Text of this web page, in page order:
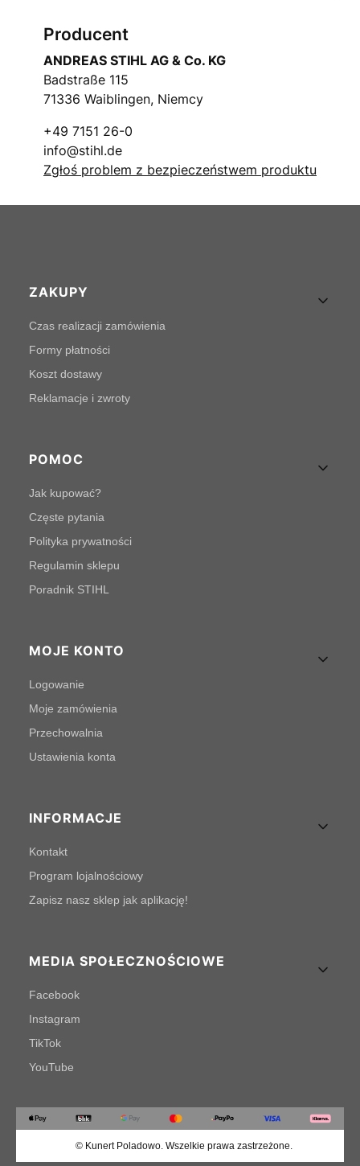
Producent
ANDREAS STIHL AG & Co. KG
Badstraße 115
71336 Waiblingen, Niemcy
+49 7151 26-0
info@stihl.de
Zgłoś problem z bezpieczeństwem produktu
Linki w stopce
ZAKUPY
Czas realizacji zamówienia
Formy płatności
Koszt dostawy
Reklamacje i zwroty
POMOC
Jak kupować?
Częste pytania
Polityka prywatności
Regulamin sklepu
Poradnik STIHL
MOJE KONTO
Logowanie
Moje zamówienia
Przechowalnia
Ustawienia konta
INFORMACJE
Kontakt
Program lojalnościowy
Zapisz nasz sklep jak aplikację!
MEDIA SPOŁECZNOŚCIOWE
Facebook
Instagram
TikTok
YouTube
© Kunert Poladowo. Wszelkie prawa zastrzeżone.